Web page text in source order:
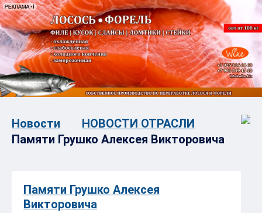
Новости
НОВОСТИ ОТРАСЛИ
Памяти Грушко Алексея Викторовича
Памяти Грушко Алексея
Викторовича